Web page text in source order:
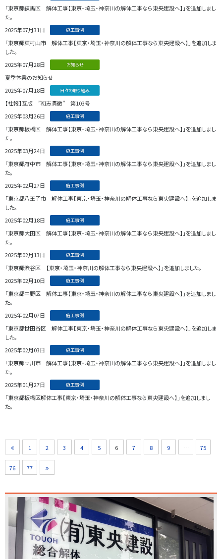
「東京都練馬区 解体工事【東京・埼玉・神奈川の解体工事なら東央建設へ】」を追加しまし
た。
2025年07月31日
施工事例
「東京都東村山市 解体工事【東京・埼玉・神奈川の解体工事なら東央建設へ】」を追加しま
した。
2025年07月28日
お知らせ
夏季休業のお知らせ
2025年07月18日
日々の取り組み
【社報】瓦版 ”初志貫徹” 第103号
2025年03月26日
施工事例
「東京都板橋区 解体工事【東京・埼玉・神奈川の解体工事なら東央建設へ】」を追加しまし
た。
2025年03月24日
施工事例
「東京都府中市 解体工事【東京・埼玉・神奈川の解体工事なら東央建設へ】」を追加しまし
た。
2025年02月27日
施工事例
「東京都八王子市 解体工事【東京・埼玉・神奈川の解体工事なら東央建設へ】」を追加しま
した。
2025年02月18日
施工事例
「東京都大田区 解体工事【東京・埼玉・神奈川の解体工事なら東央建設へ】」を追加しまし
た。
2025年02月13日
施工事例
「東京都渋谷区 【東京・埼玉・神奈川の解体工事なら東央建設へ】」を追加しました。
2025年02月10日
施工事例
「東京都中野区 解体工事【東京・埼玉・神奈川の解体工事なら東央建設へ】」を追加しまし
た。
2025年02月07日
施工事例
「東京都世田谷区 解体工事【東京・埼玉・神奈川の解体工事なら東央建設へ】」を追加しま
した。
2025年02月03日
施工事例
「東京都立川市 解体工事【東京・埼玉・神奈川の解体工事なら東央建設へ】」を追加しまし
た。
2025年01月27日
施工事例
「東京都板橋区解体工事【東京・埼玉・神奈川の解体工事なら東央建設へ】」を追加しまし
た。
1 2 3 4 5 6 7 8 9 … 75
76 77